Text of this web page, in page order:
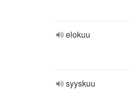
elokuu
syyskuu